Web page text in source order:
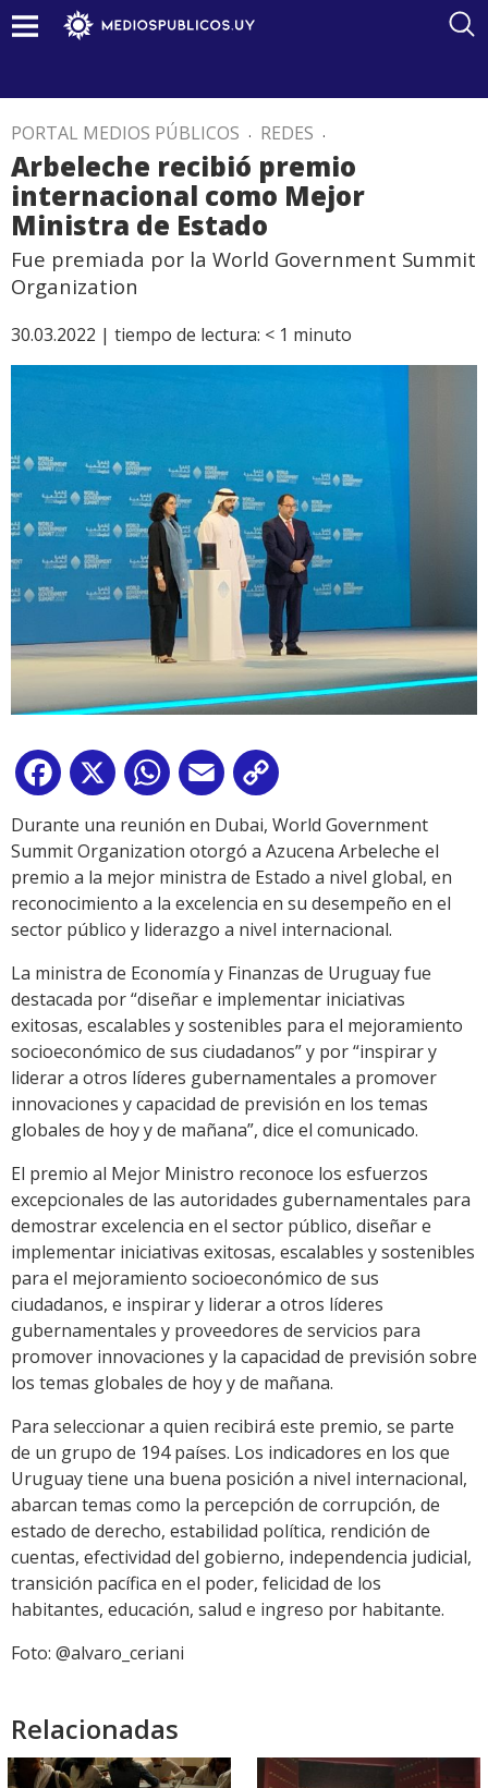
PORTAL MEDIOS PÚBLICOS . REDES .
Arbeleche recibió premio
internacional como Mejor
Ministra de Estado
Fue premiada por la World Government Summit
Organization
30.03.2022 | tiempo de lectura: < 1 minuto
Facebook
X WhatsApp
Email
Link
Durante una reunión en Dubai, World Government
Summit Organization otorgó a Azucena Arbeleche el
premio a la mejor ministra de Estado a nivel global, en
reconocimiento a la excelencia en su desempeño en el
sector público y liderazgo a nivel internacional.
La ministra de Economía y Finanzas de Uruguay fue
destacada por “diseñar e implementar iniciativas
exitosas, escalables y sostenibles para el mejoramiento
socioeconómico de sus ciudadanos” y por “inspirar y
liderar a otros líderes gubernamentales a promover
innovaciones y capacidad de previsión en los temas
globales de hoy y de mañana”, dice el comunicado.
El premio al Mejor Ministro reconoce los esfuerzos
excepcionales de las autoridades gubernamentales para
demostrar excelencia en el sector público, diseñar e
implementar iniciativas exitosas, escalables y sostenibles
para el mejoramiento socioeconómico de sus
ciudadanos, e inspirar y liderar a otros líderes
gubernamentales y proveedores de servicios para
promover innovaciones y la capacidad de previsión sobre
los temas globales de hoy y de mañana.
Para seleccionar a quien recibirá este premio, se parte
de un grupo de 194 países. Los indicadores en los que
Uruguay tiene una buena posición a nivel internacional,
abarcan temas como la percepción de corrupción, de
estado de derecho, estabilidad política, rendición de
cuentas, efectividad del gobierno, independencia judicial,
transición pacífica en el poder, felicidad de los
habitantes, educación, salud e ingreso por habitante.
Foto: @alvaro_ceriani
Relacionadas